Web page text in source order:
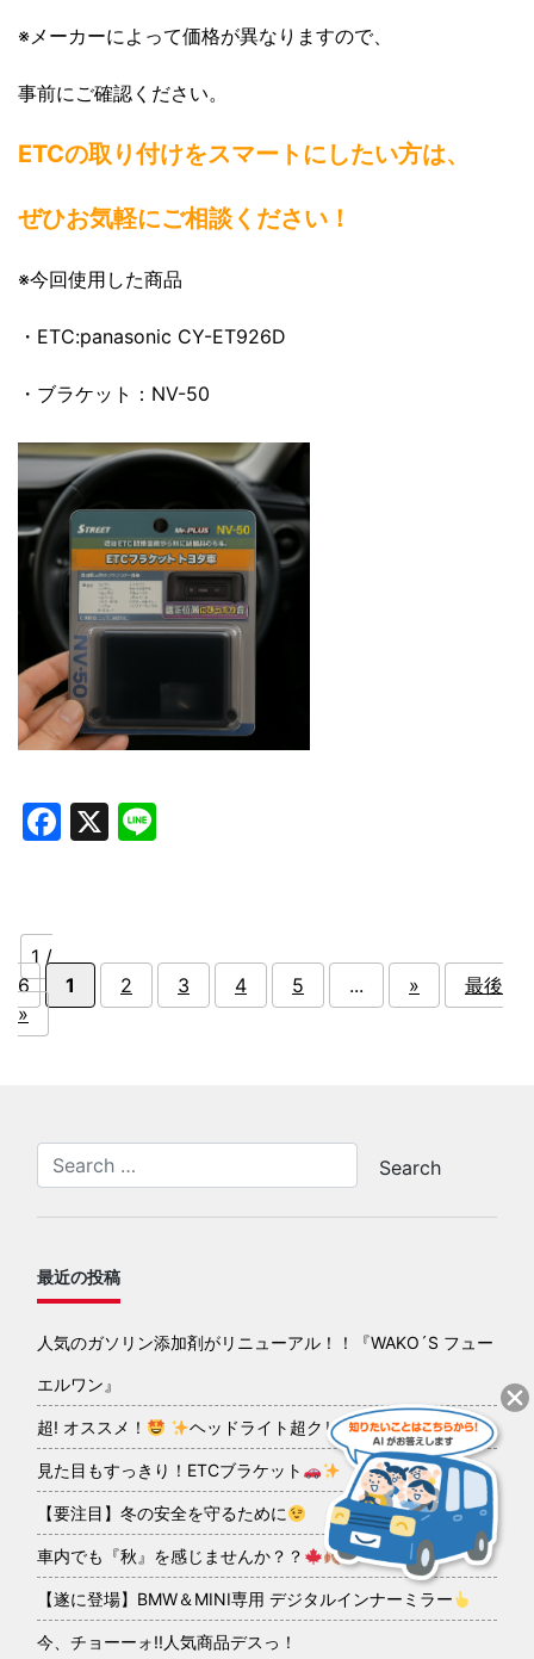
※メーカーによって価格が異なりますので、
事前にご確認ください。
ETCの取り付けをスマートにしたい方は、
ぜひお気軽にご相談ください！
※今回使用した商品
・ETC:panasonic CY-ET926D
・ブラケット：NV-50
Facebook
X
1 /
6
1 2 3 4 5 ... »
最後
»
最近の投稿
人気のガソリン添加剤がリニューアル！！『WAKO´S フュー
エルワン』
超! オススメ！ ヘッドライト超クリアコーティング
見た目もすっきり！ETCブラケット
【要注目】冬の安全を守るために
車内でも『秋』を感じませんか？？
【遂に登場】BMW＆MINI専用 デジタルインナーミラー
今、チョーーォ!!人気商品デスっ！